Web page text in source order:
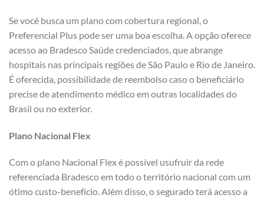
Se você busca um plano com cobertura regional, o
Preferencial Plus pode ser uma boa escolha. A opção oferece
acesso ao Bradesco Saúde credenciados, que abrange
hospitais nas principais regiões de São Paulo e Rio de Janeiro.
É oferecida, possibilidade de reembolso caso o beneficiário
precise de atendimento médico em outras localidades do
Brasil ou no exterior.
Plano Nacional Flex
Com o plano Nacional Flex é possível usufruir da rede
referenciada Bradesco em todo o território nacional com um
ótimo custo-benefício. Além disso, o segurado terá acesso a